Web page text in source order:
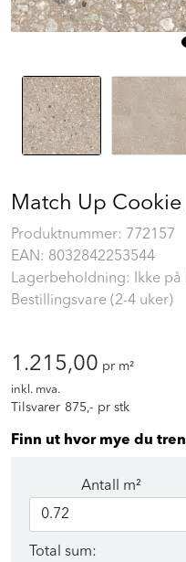
Match Up
Produktnummer: 772157
EAN: 8032842253544
Lagerbeholdning: Ikke på
Bestillingsvare (2-4 uker)
1.215,00 pr m²
inkl. mva.
Tilsvarer 875,- pr stk
Finn ut hvor mye du
Antall m²
Total sum:
Min side
Logg inn